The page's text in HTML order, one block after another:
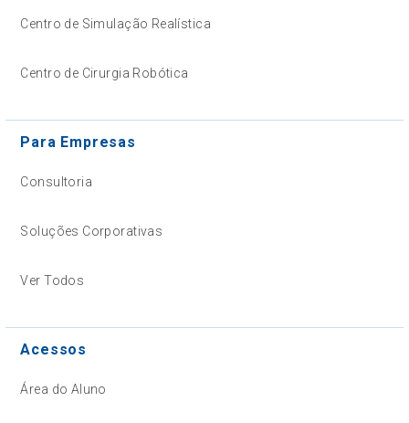
Centro de Simulação Realística
Centro de Cirurgia Robótica
Para Empresas
Consultoria
Soluções Corporativas
Ver Todos
Acessos
Área do Aluno